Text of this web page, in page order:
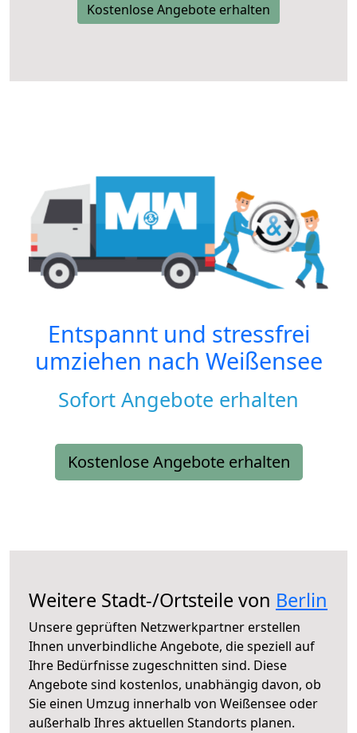
Kostenlose Angebote erhalten
Entspannt und stressfrei
umziehen nach Weißensee
Sofort Angebote erhalten
Kostenlose Angebote erhalten
Weitere Stadt-/Ortsteile von Berlin
Unsere geprüften Netzwerkpartner erstellen
Ihnen unverbindliche Angebote, die speziell auf
Ihre Bedürfnisse zugeschnitten sind. Diese
Angebote sind kostenlos, unabhängig davon, ob
Sie einen Umzug innerhalb von Weißensee oder
außerhalb Ihres aktuellen Standorts planen.